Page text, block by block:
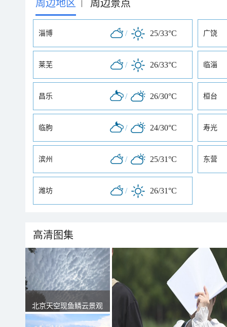
周边地区 | 周边景点
淄博 / 25/33°C 广饶
莱芜 / 26/33°C 临淄
昌乐 / 26/30°C 桓台
临朐 / 24/30°C 寿光
滨州 / 25/31°C 东营
潍坊 / 26/31°C
高清图集
北京天空现鱼鳞云景观